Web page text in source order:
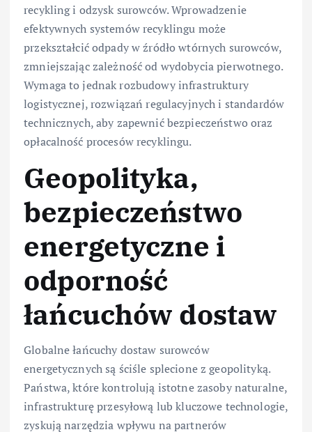
recykling i odzysk surowców. Wprowadzenie
efektywnych systemów recyklingu może
przekształcić odpady w źródło wtórnych surowców,
zmniejszając zależność od wydobycia pierwotnego.
Wymaga to jednak rozbudowy infrastruktury
logistycznej, rozwiązań regulacyjnych i standardów
technicznych, aby zapewnić bezpieczeństwo oraz
opłacalność procesów recyklingu.
Geopolityka,
bezpieczeństwo
energetyczne i
odporność
łańcuchów dostaw
Globalne łańcuchy dostaw surowców
energetycznych są ściśle splecione z geopolityką.
Państwa, które kontrolują istotne zasoby naturalne,
infrastrukturę przesyłową lub kluczowe technologie,
zyskują narzędzia wpływu na partnerów